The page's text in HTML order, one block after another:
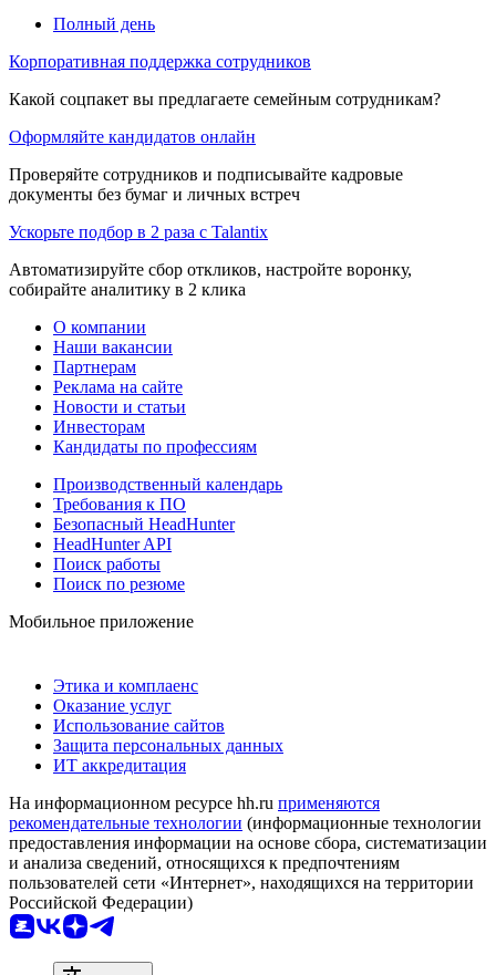
Полный день
Корпоративная поддержка сотрудников
Какой соцпакет вы предлагаете семейным сотрудникам?
Оформляйте кандидатов онлайн
Проверяйте сотрудников и подписывайте кадровые
документы без бумаг и личных встреч
Ускорьте подбор в 2 раза с Talantix
Автоматизируйте сбор откликов, настройте воронку,
собирайте аналитику в 2 клика
О компании
Наши вакансии
Партнерам
Реклама на сайте
Новости и статьи
Инвесторам
Кандидаты по профессиям
Производственный календарь
Требования к ПО
Безопасный HeadHunter
HeadHunter API
Поиск работы
Поиск по резюме
Мобильное приложение
Этика и комплаенс
Оказание услуг
Использование сайтов
Защита персональных данных
ИТ аккредитация
На информационном ресурсе hh.ru применяются
рекомендательные технологии (информационные технологии
предоставления информации на основе сбора, систематизации
и анализа сведений, относящихся к предпочтениям
пользователей сети «Интернет», находящихся на территории
Российской Федерации)